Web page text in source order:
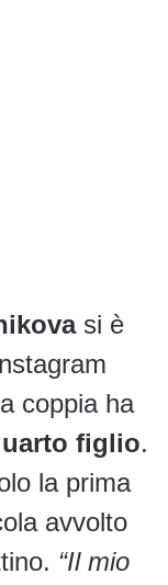
si è
coppia ha
figlio.
la prima
avvolto
“Il mio